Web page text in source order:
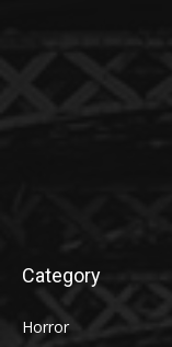
Category
Horror